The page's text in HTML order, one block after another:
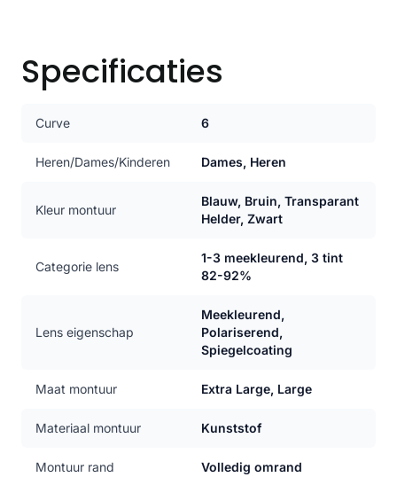
Specificaties
Curve 6
Heren/Dames/Kinderen Dames, Heren
Kleur montuur
Blauw, Bruin, Transparant
Helder, Zwart
Categorie lens
1-3 meekleurend, 3 tint
82-92%
Lens eigenschap
Meekleurend,
Polariserend,
Spiegelcoating
Maat montuur Extra Large, Large
Materiaal montuur Kunststof
Montuur rand Volledig omrand